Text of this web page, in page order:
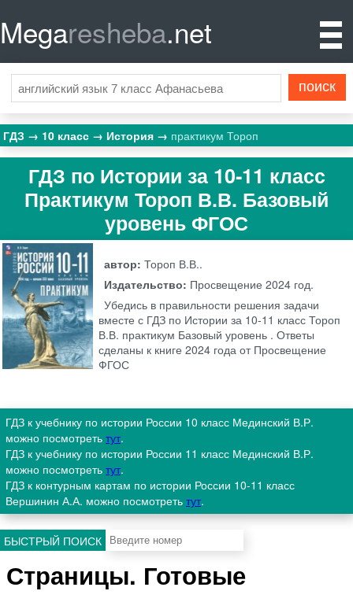
Megaresheba.net
ГДЗ 10 класс История практикум Тороп
ГДЗ по Истории за 10‐11 класс
Практикум Тороп В.В. Базовый
уровень ФГОС
автор:Тороп В.В..
Издательство: Просвещение 2024 год.
Убедись в правильности решения задачи
вместе с ГДЗ по Истории за 10‐11 класс Тороп
В.В. практикум Базовый уровень . Ответы
сделаны к книге 2024 года от Просвещение
ФГОС
ГДЗ к учебнику по истории России 10 класс Мединский В.Р.
можно посмотреть тут.
ГДЗ к учебнику по истории России 11 класс Мединский В.Р.
можно посмотреть тут.
ГДЗ к контурным картам по истории России 10-11 класс
Вершинин А.А. можно посмотреть тут.
БЫСТРЫЙ ПОИСК
Страницы. Готовые